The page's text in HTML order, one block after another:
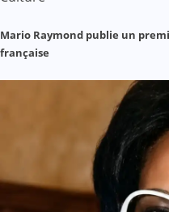
Mario Raymond publie un
française